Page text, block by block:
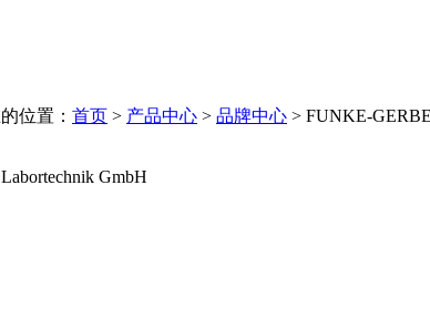
位置： 首页 > 产品中心 > 品牌中心 > FUNKE-
GmbH